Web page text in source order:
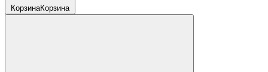
КорзинаКорзина